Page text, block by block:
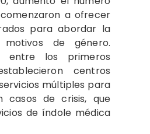
a ofrecer
para abordar la
de género.
entre los primeros
centros
múltiples para
casos de crisis, que
de índole médica